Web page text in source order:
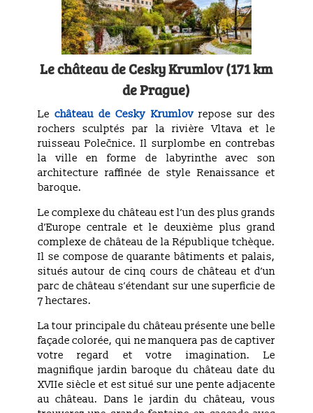
Le château de Cesky Krumlov (171 km
de Prague)
Le château de Cesky Krumlovrepose sur des
rochers sculptés par la rivière Vltava et le
ruisseau Polečnice. Il surplombe en contrebas
la ville en forme de labyrinthe avec son
architecture raffinée de style Renaissance et
baroque.
Le complexe du château est l’un des plus grands
d’Europe centrale et le deuxième plus grand
complexe de château de la République tchèque.
Il se compose de quarante bâtiments et palais,
situés autour de cinq cours de château et d’un
parc de château s’étendant sur une superficie de
7 hectares.
La tour principale du château présente une belle
façade colorée, qui ne manquera pas de captiver
votre regard et votre imagination. Le
magnifique jardin baroque du château date du
XVIIe siècle et est situé sur une pente adjacente
au château. Dans le jardin du château, vous